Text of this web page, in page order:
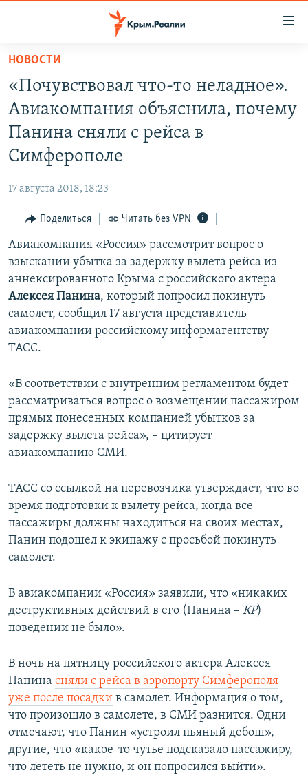
Вернуться
основному
содержанию
Вернутся
главной
Вернутся
поиску
СПЕЦПРОЕКТЫ
КАРТА ВОЕННЫХ ОБЪЕКТОВ КРЫМА
ВОДА
ИСТОРИЯ
ИНТЕРАКТИВ
ИНФОГРАФИКА
ТЕЛЕПРОЕКТ КРЫМ.РЕАЛИИ
СОВЕТЫ ПРАВОЗАЩИТНИКОВ
ПРОПАВШИЕ БЕЗ ВЕСТИ
ПОБЕДИТЕЛЕЙ НЕ СУДЯТ?
КРЫМ.НЕПОКОРЕННЫЙ
УКРАИНСКАЯ ПРОБЛЕМА КРЫМА
РАДІО СВОБОДА
КАК ОБОЙТИ БЛОКИРОВКУ
Українською
Qırımtatar
ПРИСОЕДИНЯЙТЕСЬ!
Все сайты RFE/RL
НОВОСТИ
«Почувствовал что-то неладное».
Авиакомпания объяснила, почему
Панина сняли с рейса в
Симферополе
17 августа 2018, 18:23
Поделиться Читать без VPN
Авиакомпания «Россия» рассмотрит вопрос о
взыскании убытка за задержку вылета рейса из
аннексированного Крыма с российского актера
Алексея Панина, который попросил покинуть
самолет, сообщил 17 августа представитель
авиакомпании российскому информагентству
ТАСС.
«В соответствии с внутренним регламентом будет
рассматриваться вопрос о возмещении пассажиром
прямых понесенных компанией убытков за
задержку вылета рейса», – цитирует
авиакомпанию СМИ.
ТАСС со ссылкой на перевозчика утверждает, что во
время подготовки к вылету рейса, когда все
пассажиры должны находиться на своих местах,
Панин подошел к экипажу с просьбой покинуть
самолет.
В авиакомпании «Россия» заявили, что «никаких
деструктивных действий в его (Панина – КР)
поведении не было».
В ночь на пятницу российского актера Алексея
Панина ​ сняли с рейса в аэропорту Симферополя
уже после посадки в самолет. Информация о том,
что произошло в самолете, в СМИ разнится. Одни
отмечают, что Панин «устроил пьяный дебош»,
другие, что «какое-то чутье подсказало пассажиру,
что лететь не нужно, и он попросился выйти».